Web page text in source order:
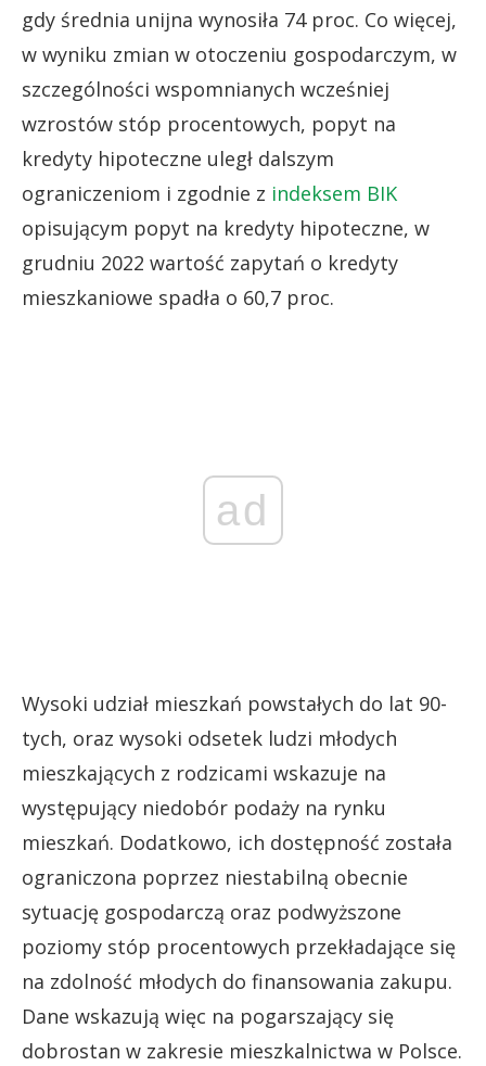
gdy średnia unijna wynosiła 74 proc. Co więcej,
w wyniku zmian w otoczeniu gospodarczym, w
szczególności wspomnianych wcześniej
wzrostów stóp procentowych, popyt na
kredyty hipoteczne uległ dalszym
ograniczeniom i zgodnie z indeksem BIK
opisującym popyt na kredyty hipoteczne, w
grudniu 2022 wartość zapytań o kredyty
mieszkaniowe spadła o 60,7 proc.
ad
Wysoki udział mieszkań powstałych do lat 90-
tych, oraz wysoki odsetek ludzi młodych
mieszkających z rodzicami wskazuje na
występujący niedobór podaży na rynku
mieszkań. Dodatkowo, ich dostępność została
ograniczona poprzez niestabilną obecnie
sytuację gospodarczą oraz podwyższone
poziomy stóp procentowych przekładające się
na zdolność młodych do finansowania zakupu.
Dane wskazują więc na pogarszający się
dobrostan w zakresie mieszkalnictwa w Polsce.